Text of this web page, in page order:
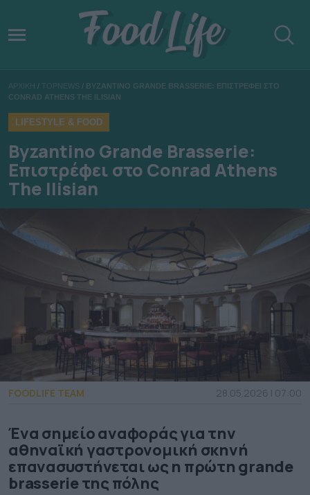
ΑΡΧΙΚΗ / TOPNEWS / BYZANTINO GRANDE BRASSERIE: ΕΠΙΣΤΡΕΦΕΙ ΣΤΟ
CONRAD ATHENS THE ILISIAN
LIFESTYLE & FOOD
Byzantino Grande Brasserie:
Επιστρέφει στο Conrad Athens
The Ilisian
FOODLIFE TEAM 28.05.2026 | 07:00
Ένα σημείο αναφοράς για την
αθηναϊκή γαστρονομική σκηνή
επανασυστήνεται ως η πρώτη grande
brasserie της πόλης